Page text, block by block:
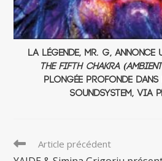
La légende, Mr. G, annonce
The Fifth Chakra
plongée profonde
soundsystem, via
Read
more
Article précédent